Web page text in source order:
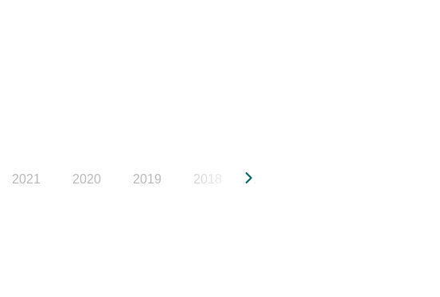
2021 2020 2019 2018